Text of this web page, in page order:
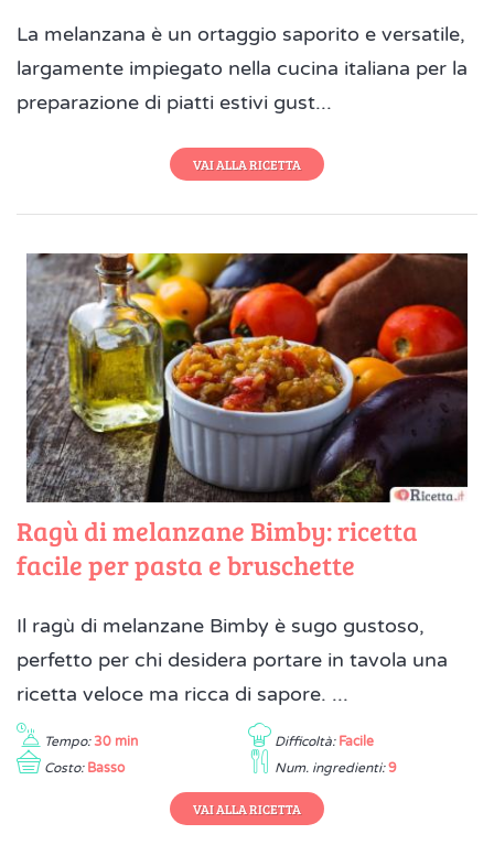
La melanzana è un ortaggio saporito e versatile,
largamente impiegato nella cucina italiana per la
preparazione di piatti estivi gust...
VAI ALLA RICETTA
Ragù di melanzane Bimby: ricetta
facile per pasta e bruschette
Il ragù di melanzane Bimby è sugo gustoso,
perfetto per chi desidera portare in tavola una
ricetta veloce ma ricca di sapore. ...
Tempo: 30 min Difficoltà: Facile
Costo: Basso Num. ingredienti: 9
VAI ALLA RICETTA